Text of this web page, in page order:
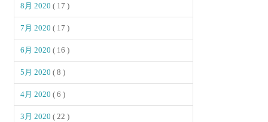
8月 2020( 17 )
7月 2020( 17 )
6月 2020( 16 )
5月 2020( 8 )
4月 2020( 6 )
3月 2020( 22 )